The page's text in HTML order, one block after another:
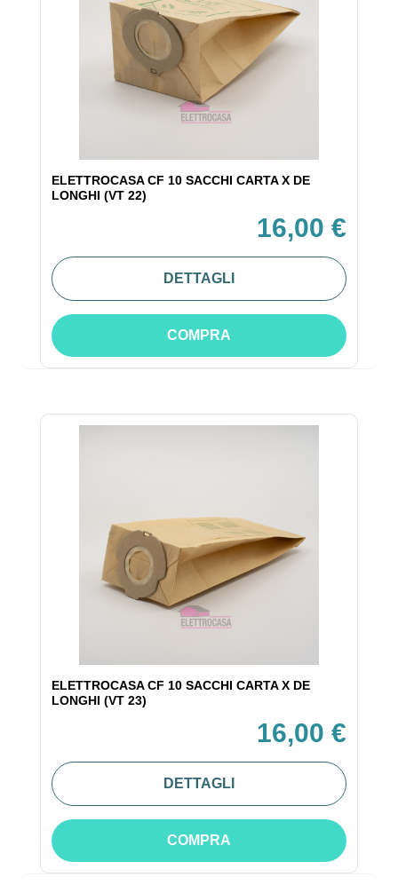
ELETTROCASA CF 10 SACCHI CARTA X DE
LONGHI (VT 22)
16,00 €
DETTAGLI
COMPRA
ELETTROCASA CF 10 SACCHI CARTA X DE
LONGHI (VT 23)
16,00 €
DETTAGLI
COMPRA